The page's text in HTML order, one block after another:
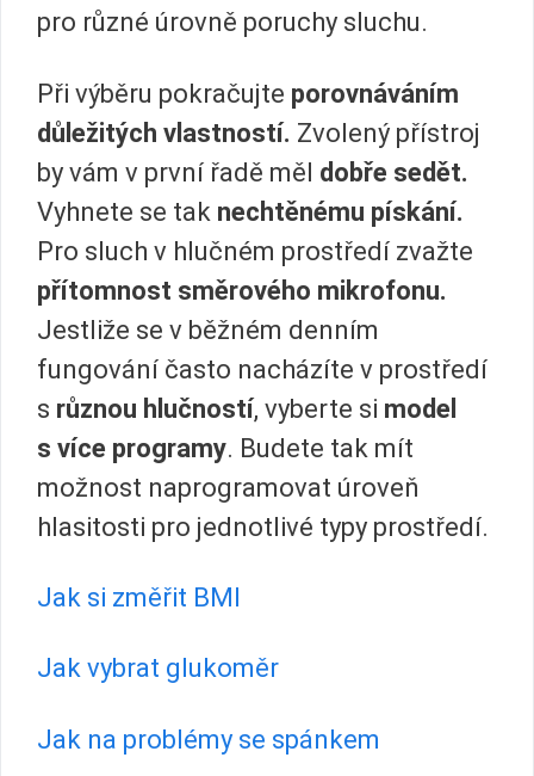
pro různé úrovně poruchy sluchu.
Při výběru pokračujte porovnáváním
důležitých vlastností. Zvolený přístroj
by vám v první řadě měl dobře sedět.
Vyhnete se tak nechtěnému pískání.
Pro sluch v hlučném prostředí zvažte
přítomnost směrového mikrofonu.
Jestliže se v běžném denním
fungování často nacházíte v prostředí
s různou hlučností, vyberte si model
s více programy. Budete tak mít
možnost naprogramovat úroveň
hlasitosti pro jednotlivé typy prostředí.
Jak si změřit BMI
Jak vybrat glukoměr
Jak na problémy se spánkem